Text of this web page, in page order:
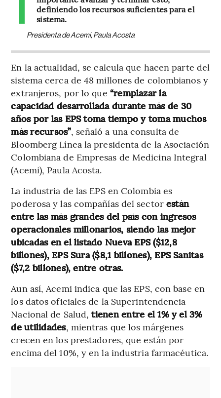
definiendo los recursos suficientes para el
sistema.
Presidenta de Acemi, Paula Acosta
En la actualidad, se calcula que hacen parte del
sistema cerca de 48 millones de colombianos y
extranjeros, por lo que “remplazar la
capacidad desarrollada durante más de 30
años por las EPS toma tiempo y toma muchos
más recursos”, señaló a una consulta de
Bloomberg Línea la presidenta de la Asociación
Colombiana de Empresas de Medicina Integral
(Acemi), Paula Acosta.
La industria de las EPS en Colombia es
poderosa y las compañías del sector están
entre las más grandes del país con ingresos
operacionales millonarios, siendo las mejor
ubicadas en el listado Nueva EPS ($12,8
billones), EPS Sura ($8,1 billones), EPS Sanitas
($7,2 billones), entre otras.
Aun así, Acemi indica que las EPS, con base en
los datos oficiales de la Superintendencia
Nacional de Salud, tienen entre el 1% y el 3%
de utilidades, mientras que los márgenes
crecen en los prestadores, que están por
encima del 10%, y en la industria farmacéutica.